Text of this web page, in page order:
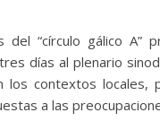
del “círculo gálico A”
días al plenario
contextos locales,
a las